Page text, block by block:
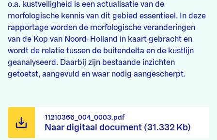
o.a. kustveiligheid is een actualisatie van de
morfologische kennis van dit gebied essentieel. In deze
rapportage worden de morfologische veranderingen
van de Kop van Noord-Holland in kaart gebracht en
wordt de relatie tussen de buitendelta en de kustlijn
geanalyseerd. Daarbij zijn bestaande inzichten
getoetst, aangevuld en waar nodig aangescherpt.
Naar digitaal document (31.332 Kb)
11210366_004_0003.pdf